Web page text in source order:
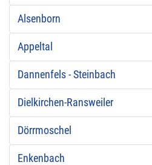
Alsenborn
Appeltal
Dannenfels - Steinbach
Dielkirchen-Ransweiler
Dörrmoschel
Enkenbach